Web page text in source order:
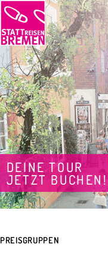
DEINE TOUR
JETZT BUCHEN!
PREISGRUPPEN